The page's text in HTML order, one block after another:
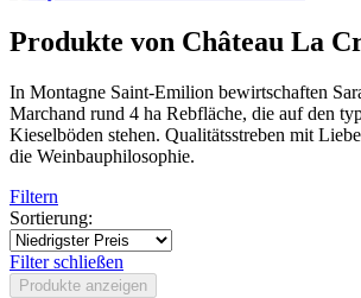
Produkte von Château La
In Montagne Saint-Emilion bewirtschaften
Marchand rund 4 ha Rebfläche, die auf den
Kieselböden stehen. Qualitätsstreben mit
die Weinbauphilosophie.
Filtern
Sortierung:
Filter schließen
Produkte anzeigen